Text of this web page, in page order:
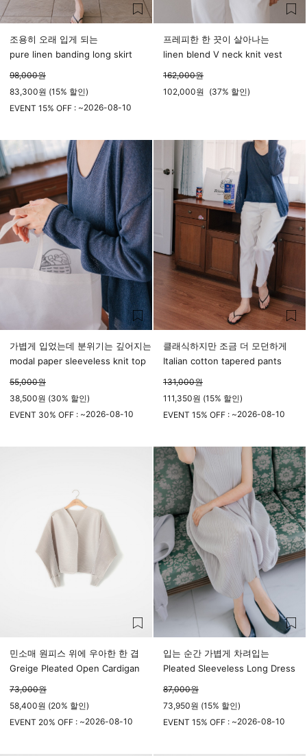
조용히 오래 입게 되는
pure linen banding long skirt
98,000원
83,300원 (15% 할인)
EVENT 15% OFF : ~2026-08-10
프레피한 한 끗이 살아나는
linen blend V neck knit vest
162,000원
102,000원 (37% 할인)
가볍게 입었는데 분위기는 깊어지는
modal paper sleeveless knit top
55,000원
38,500원 (30% 할인)
EVENT 30% OFF : ~2026-08-10
클래식하지만 조금 더 모던하게
Italian cotton tapered pants
131,000원
111,350원 (15% 할인)
EVENT 15% OFF : ~2026-08-10
민소매 원피스 위에 우아한 한 겹
Greige Pleated Open Cardigan
73,000원
58,400원 (20% 할인)
EVENT 20% OFF : ~2026-08-10
입는 순간 가볍게 차려입는
Pleated Sleeveless Long Dress
87,000원
73,950원 (15% 할인)
EVENT 15% OFF : ~2026-08-10